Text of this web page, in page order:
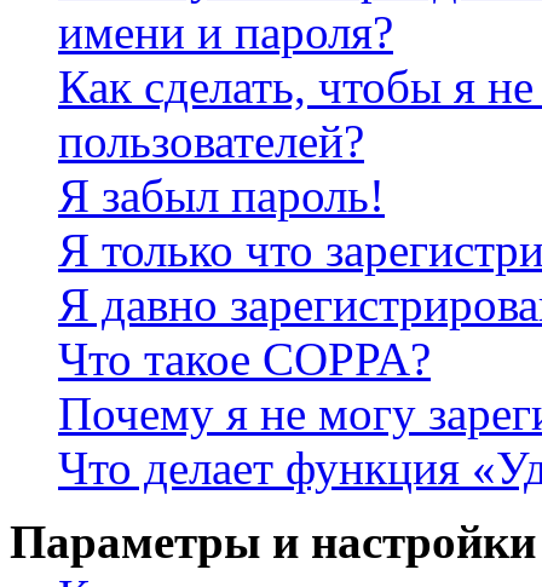
имени и пароля?
Как сделать, чтобы я
пользователей?
Я забыл пароль!
Я только что
Я давно
Что такое COPPA?
Почему я не могу
Что делает функция
Параметры и настройки